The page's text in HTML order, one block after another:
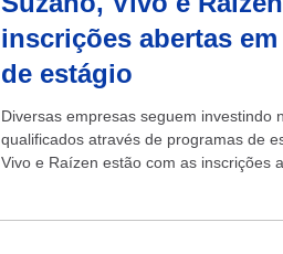
inscrições abertas
de estágio
Diversas empresas seguem investindo
qualificados através de programas de
Vivo e Raízen estão com as inscrições